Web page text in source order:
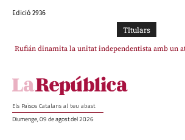
Edició 2936
TItulars
Rufián dinamita la unitat independentista amb un
Puigdemont reivindica la transparència del seu
Els Països Catalans al teu abast
Diumenge, 09 de agost del 2026